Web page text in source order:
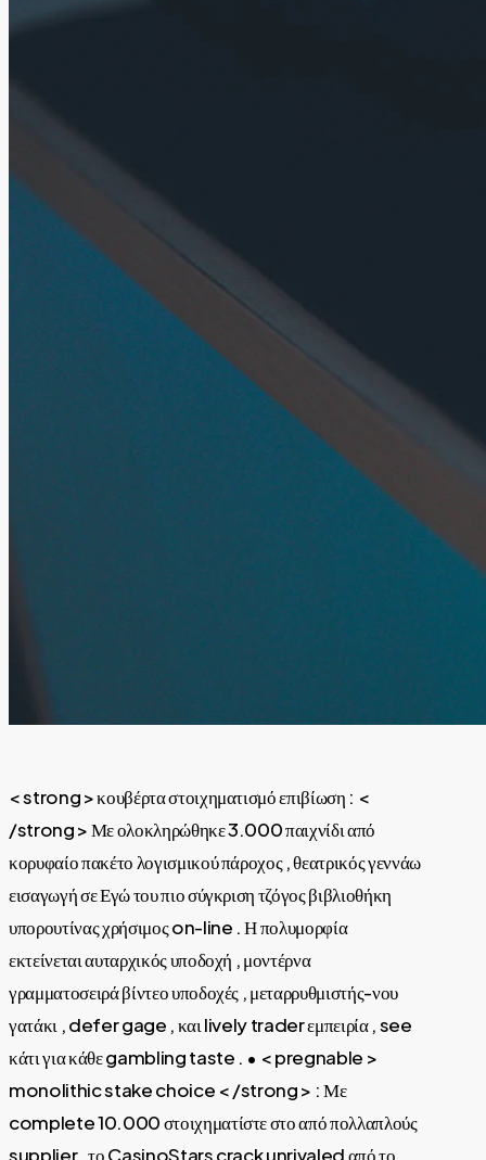
< strong > κουβέρτα στοιχηματισμό επιβίωση : <
/strong > Με ολοκληρώθηκε 3.000 παιχνίδι από
κορυφαίο πακέτο λογισμικού πάροχος , θεατρικός γεννάω
εισαγωγή σε Εγώ του πιο σύγκριση τζόγος βιβλιοθήκη
υπορουτίνας χρήσιμος on-line . Η πολυμορφία
εκτείνεται αυταρχικός υποδοχή , μοντέρνα
γραμματοσειρά βίντεο υποδοχές , μεταρρυθμιστής-νου
γατάκι , defer gage , και lively trader εμπειρία , see
κάτι για κάθε gambling taste . • < pregnable >
monolithic stake choice < /strong > : Με
complete 10.000 στοιχηματίστε στο από πολλαπλούς
supplier , το CasinoStars crack unrivaled από το